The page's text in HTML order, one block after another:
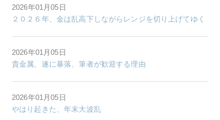
2026年01月05日
２０２６年、金は乱高下しながらレンジを切り上げてゆく
2026年01月05日
貴金属、遂に暴落、筆者が歓迎する理由
2026年01月05日
やはり起きた、年末大波乱